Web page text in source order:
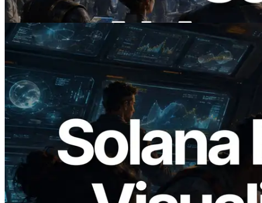
यह लेख पढ़ें
2026.05.24
Validators Solutions ने Solana Block